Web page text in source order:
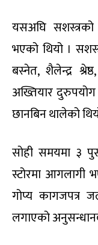
यसअघि
भएको थियो ।
बस्नेत, शैलेन्द्र
अख्तियार
छानबिन थालेको
सोही समयमा ३
स्टोरमा आगलागी
गोप्य कागजपत्र
लगाएको